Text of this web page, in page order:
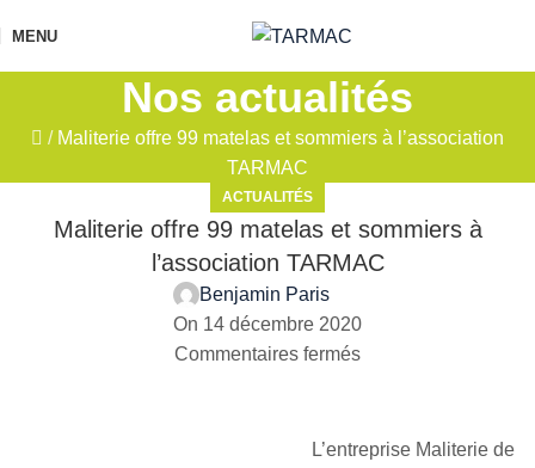
MENU
Nos actualités
/ Maliterie offre 99 matelas et sommiers à l’association
TARMAC
ACTUALITÉS
Maliterie offre 99 matelas et sommiers à
l’association TARMAC
Benjamin Paris
On 14 décembre 2020
Commentaires fermés
L’entreprise Maliterie de